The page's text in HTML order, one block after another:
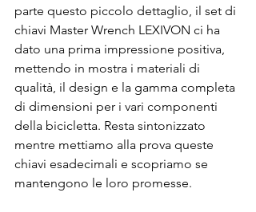
parte questo piccolo dettaglio, il set di
chiavi Master Wrench LEXIVON ci ha
dato una prima impressione positiva,
mettendo in mostra i materiali di
qualità, il design e la gamma completa
di dimensioni per i vari componenti
della bicicletta. Resta sintonizzato
mentre mettiamo alla prova queste
chiavi esadecimali e scopriamo se
mantengono le loro promesse.